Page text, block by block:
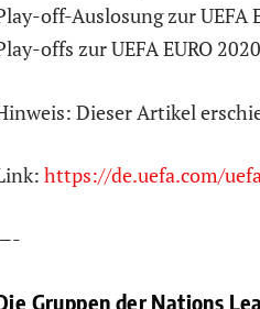
off-Auslosung zur UEFA
offs zur UEFA EURO
Dieser Artikel
https://de.uefa.com/
Gruppen der Nations